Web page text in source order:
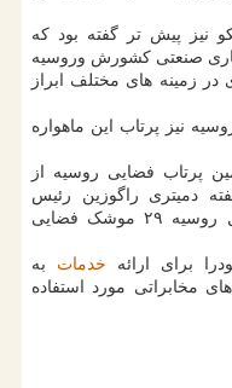
پیش تر گفته بود که
صنعتی کشورش وروسیه
زمینه های مختلف ابراز
نیز پرتاب این ماهواره
پرتاب فضایی روسیه از
دمیتری راگوزین رئیس
شرکت دولتی روس کوسموس، امسال روسیه ۲۹ موشک فضایی
برای ارائه خدمات به
مخابراتی مورد استفاده